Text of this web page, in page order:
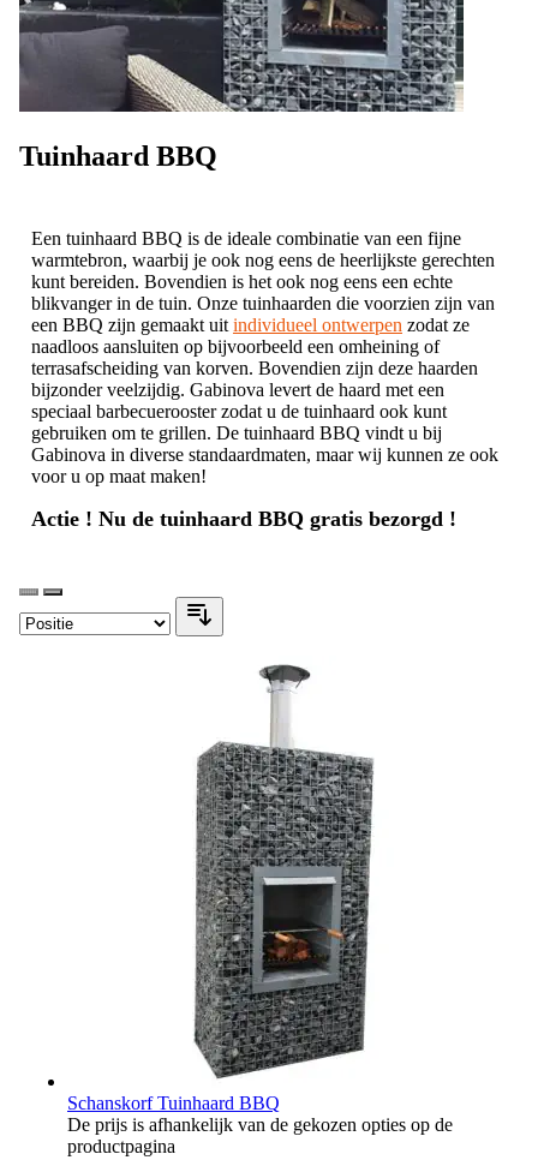
Tuinhaard BBQ
Een tuinhaard BBQ is de ideale combinatie van een fijne
warmtebron, waarbij je ook nog eens de heerlijkste gerechten
kunt bereiden. Bovendien is het ook nog eens een echte
blikvanger in de tuin. Onze tuinhaarden die voorzien zijn van
een BBQ zijn gemaakt uit individueel ontwerpen zodat ze
naadloos aansluiten op bijvoorbeeld een omheining of
terrasafscheiding van korven. Bovendien zijn deze haarden
bijzonder veelzijdig. Gabinova levert de haard met een
speciaal barbecuerooster zodat u de tuinhaard ook kunt
gebruiken om te grillen. De tuinhaard BBQ vindt u bij
Gabinova in diverse standaardmaten, maar wij kunnen ze ook
voor u op maat maken!
Actie ! Nu de tuinhaard BBQ gratis bezorgd !
Schanskorf Tuinhaard BBQ
De prijs is afhankelijk van de gekozen opties op de
productpagina